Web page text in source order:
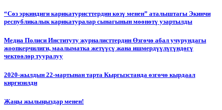
“Сөз эркиндиги карикатуристтердин көзү менен” аталыштагы Экинчи
республикалык карикатуралар сынагынын мөөнөтү узартылды
Медиа Полиси Институту журналисттердин Өзгөчө абал учурундагы
жоопкерчилиги, маалыматка жетүүсү жана ишмердүүлүгүндөгү
чектөөлөр тууралуу
2020-жылдын 22-мартынан тарта Кыргызстанда өзгөчө кырдаал
киргизилди
Жаңы жылыңыздар менен!